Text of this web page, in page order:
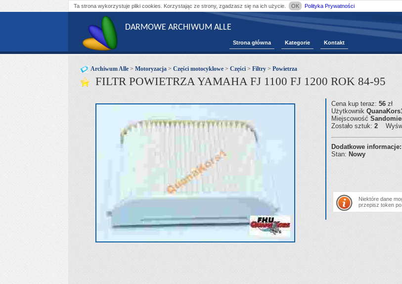
Ta strona wykorzystuje pliki cookies. Korzystając ze strony, zgadzasz się na ich użycie. OK Polityka Prywatności
DARMOWE ARCHIWUM ALLE
Strona główna Kategorie Kontakt
Archiwum Alle > Motoryzacja > Części motocyklowe > Części> Filtry > Powietrza
FILTR POWIETRZA YAMAHA FJ 1100 FJ 1200 ROK 84-95
Cena kup teraz: 56 zł
Użytkownik
Miejscowość
Zostało sztuk: 2
Dodatkowe informacje:
Stan: Nowy
Niektóre dane
przepisz token po